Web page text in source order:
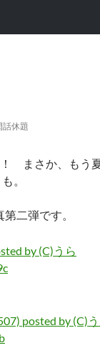
話休題
まさか、もう
。
二弾です。